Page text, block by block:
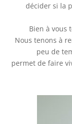
décider si la
Bien à vous
Nous tenons à
peu de
permet de faire